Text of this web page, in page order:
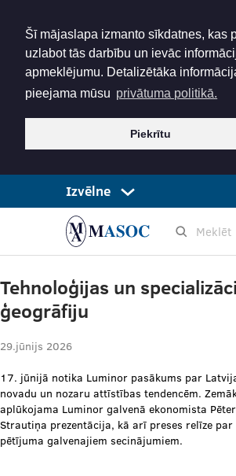
Šī mājaslapa izmanto sīkdatnes, kas
uzlabot tās darbību un ievāc
apmeklējumu. Detalizētāka
pieejama mūsu privātuma politikā.
Piekrītu
Izvēlne
Tehnoloģijas un
ģeogrāfiju
29.jūnijs 2026
17. jūnijā notika Luminor pasākums par
novadu un nozaru attīstības tendencēm.
aplūkojama Luminor galvenā ekonomista
Strautiņa prezentācija, kā arī preses relīze par
pētījuma galvenajiem secinājumiem.